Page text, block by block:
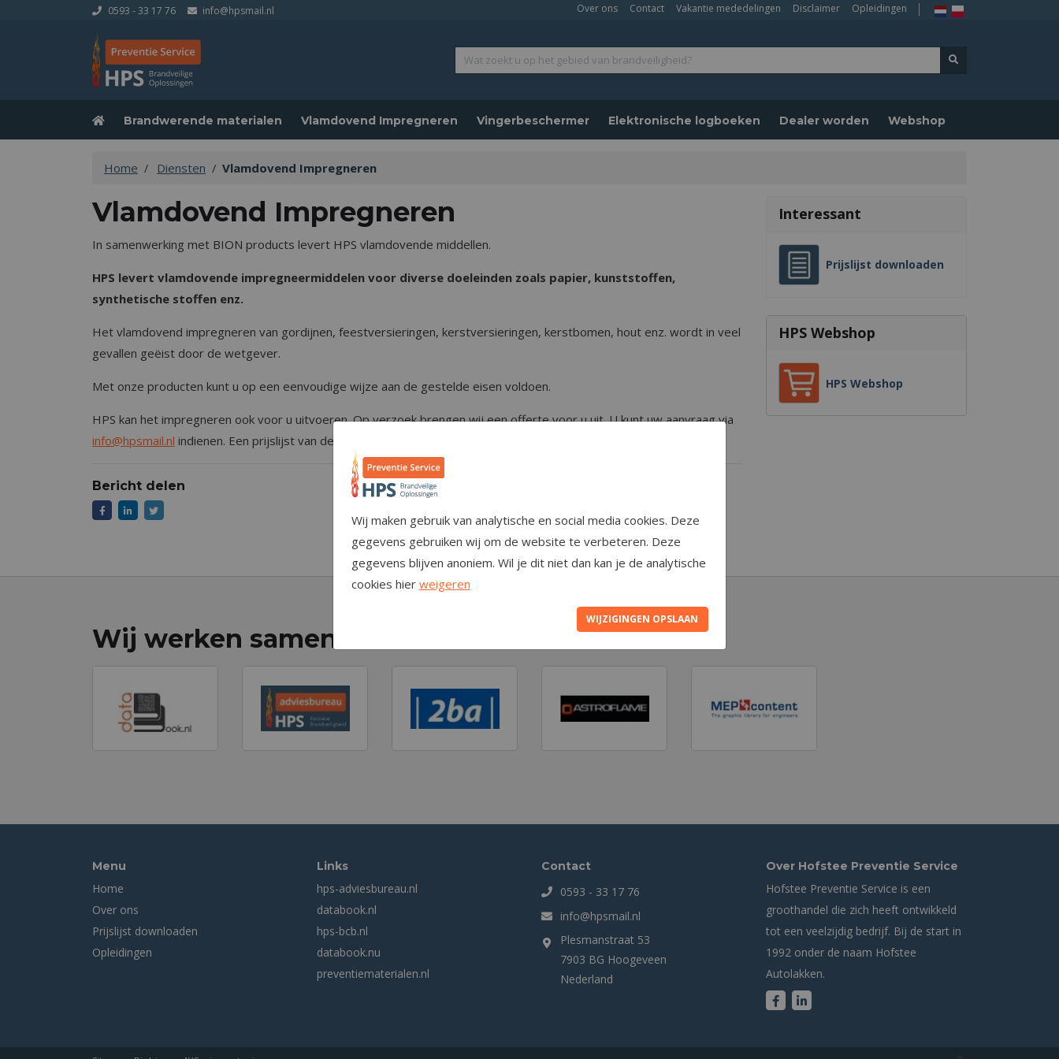
Wij maken gebruik van analytische en social media cookies. Deze
gegevens gebruiken wij om de website te verbeteren. Deze
gegevens blijven anoniem. Wil je dit niet dan kan je de analytische
cookies hier weigeren
WIJZIGINGEN OPSLAAN
0593 - 33 17 76 info@hpsmail.nl Over ons Contact Vakantie mededelingen Disclaimer Opleidingen
Brandwerende materialen Vlamdovend Impregneren Vingerbeschermer Elektronische logboeken Dealer worden Webshop
Home Diensten Vlamdovend Impregneren
Vlamdovend Impregneren
In samenwerking met BION products levert HPS vlamdovende middellen.
HPS levert vlamdovende impregneermiddelen voor diverse doeleinden zoals papier, kunststoffen,
synthetische stoffen enz.
Het vlamdovend impregneren van gordijnen, feestversieringen, kerstversieringen, kerstbomen, hout enz. wordt in veel
gevallen geëist door de wetgever.
Met onze producten kunt u op een eenvoudige wijze aan de gestelde eisen voldoen.
HPS kan het impregneren ook voor u uitvoeren. Op verzoek brengen wij een offerte voor u uit. U kunt uw aanvraag via
info@hpsmail.nl indienen. Een prijslijst van de beschikbare materialen is via deze website te downloaden.
Bericht delen
Interessant
Prijslijst downloaden
HPS Webshop
HPS Webshop
Wij werken samen met:
Menu
Home
Over ons
Prijslijst downloaden
Opleidingen
Links
hps-adviesbureau.nl
databook.nl
hps-bcb.nl
databook.nu
preventiematerialen.nl
Contact
0593 - 33 17 76
info@hpsmail.nl
Plesmanstraat 53
7903 BG Hoogeveen
Nederland
Over Hofstee Preventie Service
Hofstee Preventie Service is een
groothandel die zich heeft ontwikkeld
tot een veelzijdig bedrijf. Bij de start in
1992 onder de naam Hofstee
Autolakken.